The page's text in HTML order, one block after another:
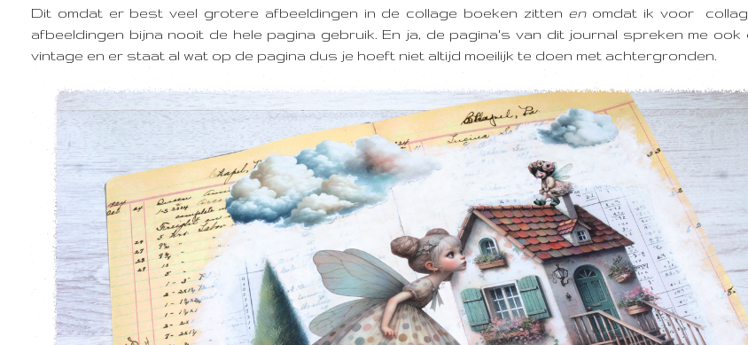
Dit omdat er best veel grotere afbeeldingen in de collage boeken zitten enomdat ik voor
afbeeldingen bijna nooit de hele pagina gebruik. En ja, de pagina's van dit journal spreken me ook
vintage en er staat al wat op de pagina dus je hoeft niet altijd moeilijk te doen met achtergronden.